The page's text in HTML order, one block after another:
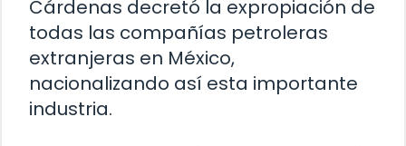
Cárdenas decretó la expropiación de
todas las compañías petroleras
extranjeras en México,
nacionalizando así esta importante
industria.